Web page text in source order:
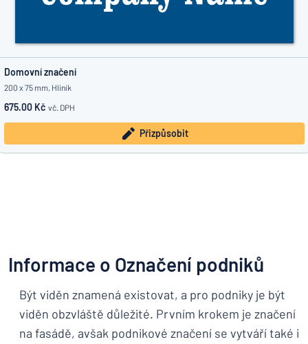
Domovní značení
200 x 75 mm, Hliník
675.00 Kč vč. DPH
Přizpůsobit
Informace o Označení podniků
Být viděn znamená existovat, a pro podniky je být
viděn obzvláště důležité. Prvním krokem je značení
na fasádě, avšak podnikové značení se vytváří také i